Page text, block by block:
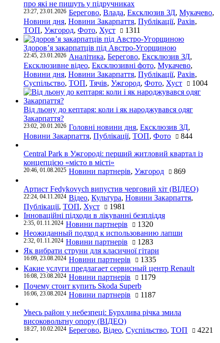
про які не пишуть у підручниках
23:27, 23.01.2026 Берегово, Влада, Ексклюзив ЗД, Мукачево,
Новини дня, Новини Закарпаття, Публікації, Рахів,
ТОП, Ужгород, Фото, Хуст 1311
Здоров’я закарпатців під Австро-Угорщиною
22:45, 23.01.2026 Аналітика, Берегово, Ексклюзив ЗД,
Ексклюзивне відео, Ексклюзивні фото, Мукачево,
Новини дня, Новини Закарпаття, Публікації, Рахів,
Суспільство, ТОП, Тячів, Ужгород, Фото, Хуст 1004
Від льону до кептаря: коли і як народжувався одяг
Закарпаття?
23:02, 20.01.2026 Головні новини дня, Ексклюзив ЗД,
Новини Закарпаття, Публікації, ТОП, Фото 844
Central Park в Ужгороді: перший житловий квартал із
концепцією «місто в місті»
20:46, 01.08.2025 Новини партнерів, Ужгород 869
Артист Fedykovych випустив черговий хіт (ВІДЕО)
22:24, 04.11.2024 Відео, Культура, Новини Закарпаття,
Публікації, ТОП, Хуст
1981
Інноваційні підходи в лікуванні безпліддя
2:35, 01.11.2024 Новини партнерів
1320
Неожиданный подход к использованию лапши
2:32, 01.11.2024 Новини партнерів
1283
Як вибрати струни для класичної гітари
16:09, 23.08.2024 Новини партнерів
1335
Какие услуги предлагает сервисный центр Renault
16:08, 23.08.2024 Новини партнерів
1179
Почему стоит купить Skoda Superb
16:06, 23.08.2024 Новини партнерів 1187
Увесь район у небезпеці: Бурхлива річка змила
високовольтну опору (ВІДЕО)
18:27, 10.02.2024 Берегово, Відео, Суспільство, ТОП 4221